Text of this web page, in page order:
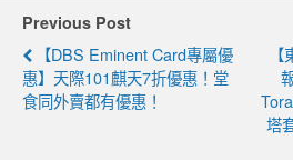
Previous Post
【DBS Eminent Card專屬優
惠】天際101麒天7折優惠！堂
食同外賣都有優惠！
塔